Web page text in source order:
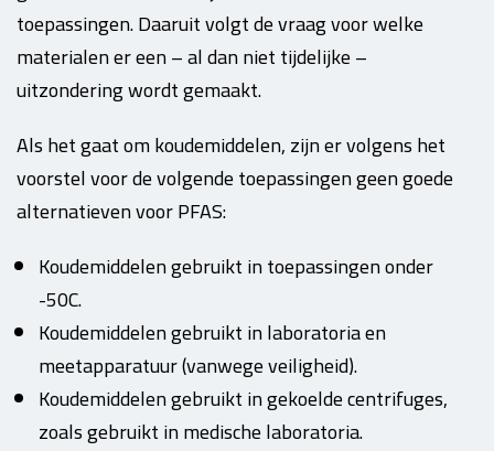
toepassingen. Daaruit volgt de vraag voor welke
materialen er een – al dan niet tijdelijke –
uitzondering wordt gemaakt.
Als het gaat om koudemiddelen, zijn er volgens het
voorstel voor de volgende toepassingen geen goede
alternatieven voor PFAS:
Koudemiddelen gebruikt in toepassingen onder
-50C.
Koudemiddelen gebruikt in laboratoria en
meetapparatuur (vanwege veiligheid).
Koudemiddelen gebruikt in gekoelde centrifuges,
zoals gebruikt in medische laboratoria.